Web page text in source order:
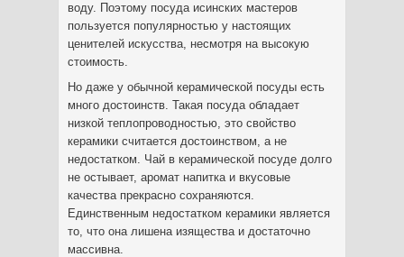
воду. Поэтому посуда исинских мастеров
пользуется популярностью у настоящих
ценителей искусства, несмотря на высокую
стоимость.
Но даже у обычной керамической посуды есть
много достоинств. Такая посуда обладает
низкой теплопроводностью, это свойство
керамики считается достоинством, а не
недостатком. Чай в керамической посуде долго
не остывает, аромат напитка и вкусовые
качества прекрасно сохраняются.
Единственным недостатком керамики является
то, что она лишена изящества и достаточно
массивна.